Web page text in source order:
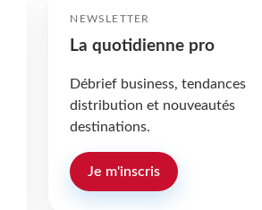
NEWSLETTER
La quotidienne pro
Débrief business, tendances
distribution et nouveautés
destinations.
Je m'inscris